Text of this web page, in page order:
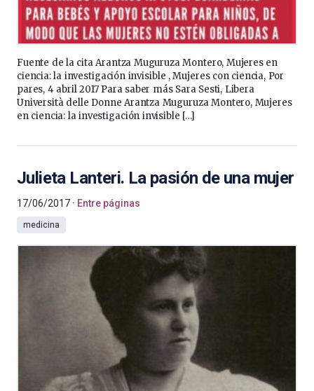
Fuente de la cita Arantza Muguruza Montero, Mujeres en
ciencia: la investigación invisible , Mujeres con ciencia, Por
pares, 4 abril 2017 Para saber más Sara Sesti, Libera
Università delle Donne Arantza Muguruza Montero, Mujeres
en ciencia: la investigación invisible […]
Julieta Lanteri. La pasión de una mujer
17/06/2017 Entre páginas
medicina